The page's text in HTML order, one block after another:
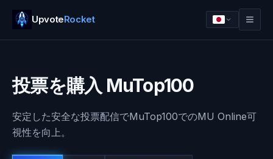
UpvoteRocket
投票を購入 MuTop100
安定した安全な投票配信でMuTop100でのMU Online可
視性を向上。